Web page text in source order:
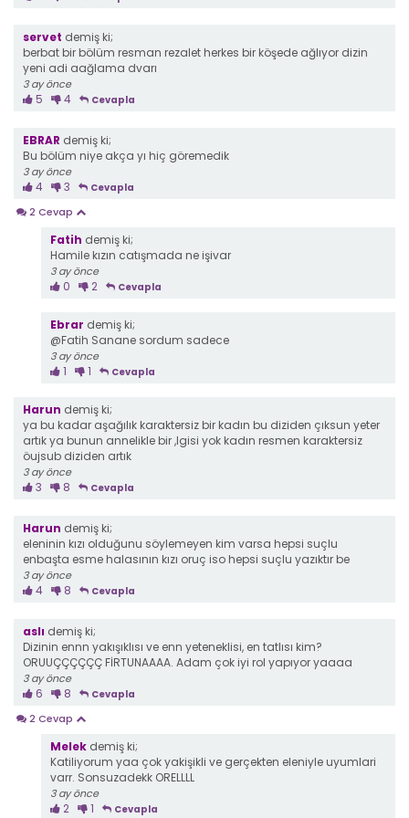
servet demiş ki;
berbat bir bölüm resman rezalet herkes bir köşede ağlıyor dizin
yeni adi aağlama dvarı
3 ay önce
5 4 Cevapla
EBRAR demiş ki;
Bu bölüm niye akça yı hiç göremedik
3 ay önce
4 3 Cevapla
2 Cevap
Fatih demiş ki;
Hamile kızın catışmada ne işivar
3 ay önce
0 2 Cevapla
Ebrar demiş ki;
@Fatih Sanane sordum sadece
3 ay önce
1 1 Cevapla
Harun demiş ki;
ya bu kadar aşağılık karaktersiz bir kadın bu diziden çıksun yeter
artık ya bunun annelikle bir ,lgisi yok kadın resmen karaktersiz
öujsub diziden artık
3 ay önce
3 8 Cevapla
Harun demiş ki;
eleninin kızı olduğunu söylemeyen kim varsa hepsi suçlu
enbaşta esme halasının kızı oruç iso hepsi suçlu yazıktır be
3 ay önce
4 8 Cevapla
aslı demiş ki;
Dizinin ennn yakışıklısı ve enn yeteneklisi, en tatlısı kim?
ORUUÇÇÇÇÇÇ FİRTUNAAAA. Adam çok iyi rol yapıyor yaaaa
3 ay önce
6 8 Cevapla
2 Cevap
Melek demiş ki;
Katiliyorum yaa çok yakişikli ve gerçekten eleniyle uyumlari
varr. Sonsuzadekk ORELLLL
3 ay önce
2 1 Cevapla